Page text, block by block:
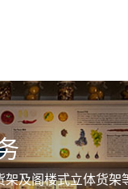
及阁楼式立体货架